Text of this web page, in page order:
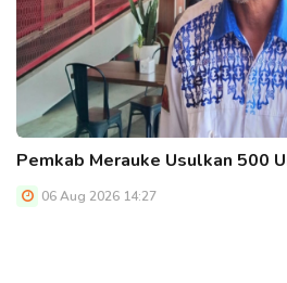
Pemkab Merauke Usulkan 500
06 Aug 2026 14:27